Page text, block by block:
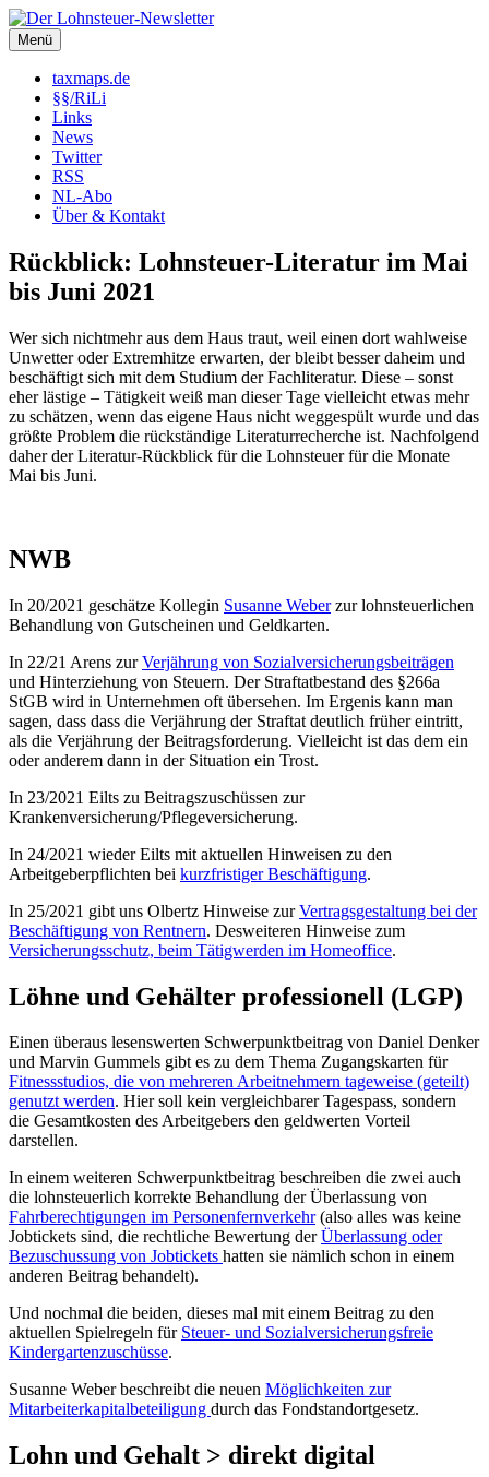
Zum
Inhalt
springen
Der Lohnsteuer-Newsletter
Steuerliche Informationen rund um das Arbeitsverhältnis (LSt,
SozVers, AR und mehr).
Menü
taxmaps.de
§§/RiLi
Links
News
Twitter
RSS
NL-Abo
Über & Kontakt
Rückblick: Lohnsteuer-Literatur im Mai
bis Juni 2021
Wer sich nichtmehr aus dem Haus traut, weil einen dort wahlweise
Unwetter oder Extremhitze erwarten, der bleibt besser daheim und
beschäftigt sich mit dem Studium der Fachliteratur. Diese – sonst
eher lästige – Tätigkeit weiß man dieser Tage vielleicht etwas mehr
zu schätzen, wenn das eigene Haus nicht weggespült wurde und das
größte Problem die rückständige Literaturrecherche ist. Nachfolgend
daher der Literatur-Rückblick für die Lohnsteuer für die Monate
Mai bis Juni.
NWB
In 20/2021 geschätze Kollegin Susanne Weberzur lohnsteuerlichen
Behandlung von Gutscheinen und Geldkarten.
In 22/21 Arens zurVerjährung von Sozialversicherungsbeiträgen
und Hinterziehung von Steuern. Der Straftatbestand des §266a
StGB wird in Unternehmen oft übersehen. Im Ergenis kann man
sagen, dass dass die Verjährung der Straftat deutlich früher eintritt,
als die Verjährung der Beitragsforderung. Vielleicht ist das dem ein
oder anderem dann in der Situation ein Trost.
In 23/2021 Eilts zu Beitragszuschüssen zur
Krankenversicherung/Pflegeversicherung.
In 24/2021 wieder Eilts mit aktuellen Hinweisen zu den
Arbeitgeberpflichten bei kurzfristiger Beschäftigung.
In 25/2021 gibt uns Olbertz Hinweise zurVertragsgestaltung bei der
Beschäftigung von Rentnern. Desweiteren Hinweise zum
Versicherungsschutz, beim Tätigwerden im Homeoffice.
Löhne und Gehälter professionell (LGP)
Einen überaus lesenswerten Schwerpunktbeitrag von Daniel Denker
und Marvin Gummels gibt es zu dem Thema Zugangskarten für
Fitnessstudios, die von mehreren Arbeitnehmern tageweise (geteilt)
genutzt werden. Hier soll kein vergleichbarer Tagespass, sondern
die Gesamtkosten des Arbeitgebers den geldwerten Vorteil
darstellen.
In einem weiteren Schwerpunktbeitrag beschreiben die zwei auch
die lohnsteuerlich korrekte Behandlung der Überlassung von
Fahrberechtigungen im Personenfernverkehr(also alles was keine
Jobtickets sind, die rechtliche Bewertung derÜberlassung oder
Bezuschussung von Jobtickets hatten sie nämlich schon in einem
anderen Beitrag behandelt).
Und nochmal die beiden, dieses mal mit einem Beitrag zu den
aktuellen Spielregeln für Steuer- und Sozialversicherungsfreie
Kindergartenzuschüsse.
Susanne Weber beschreibt die neuen Möglichkeiten zur
Mitarbeiterkapitalbeteiligung durch das Fondstandortgesetz.
Lohn und Gehalt > direkt digital